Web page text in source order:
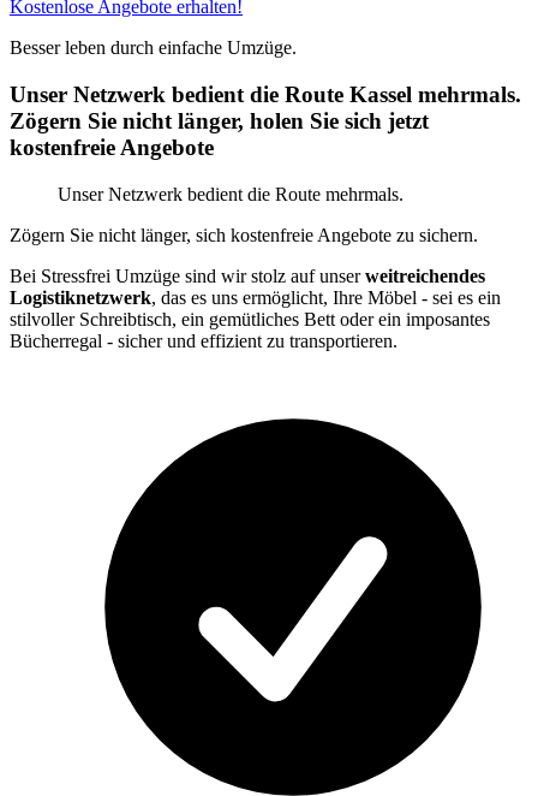
Kostenlose Angebote erhalten!
Besser leben durch einfache Umzüge.
Unser Netzwerk bedient die Route Kassel mehrmals.
Zögern Sie nicht länger, holen Sie sich jetzt
kostenfreie Angebote
Unser Netzwerk bedient die Route mehrmals.
Zögern Sie nicht länger, sich kostenfreie Angebote zu sichern.
Bei Stressfrei Umzüge sind wir stolz auf unserweitreichendes
Logistiknetzwerk, das es uns ermöglicht, Ihre Möbel - sei es ein
stilvoller Schreibtisch, ein gemütliches Bett oder ein imposantes
Bücherregal - sicher und effizient zu transportieren.